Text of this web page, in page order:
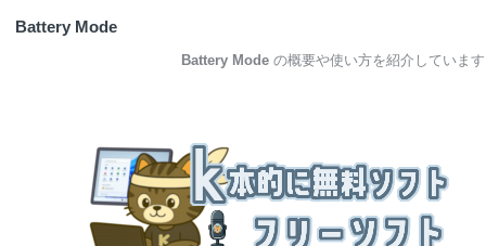
Battery Mode
Battery Mode の概要や使い方を紹介しています